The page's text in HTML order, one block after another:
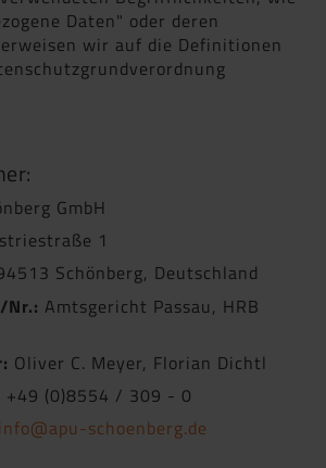
Daten" oder deren
wir auf die Definitionen
GmbH
1
Schönberg, Deutschland
Nr.: Amtsgericht Passau, HRB
Oliver C. Meyer, Florian Dichtl
+49 (0)8554 / 309 - 0
info@apu-schoenberg.de